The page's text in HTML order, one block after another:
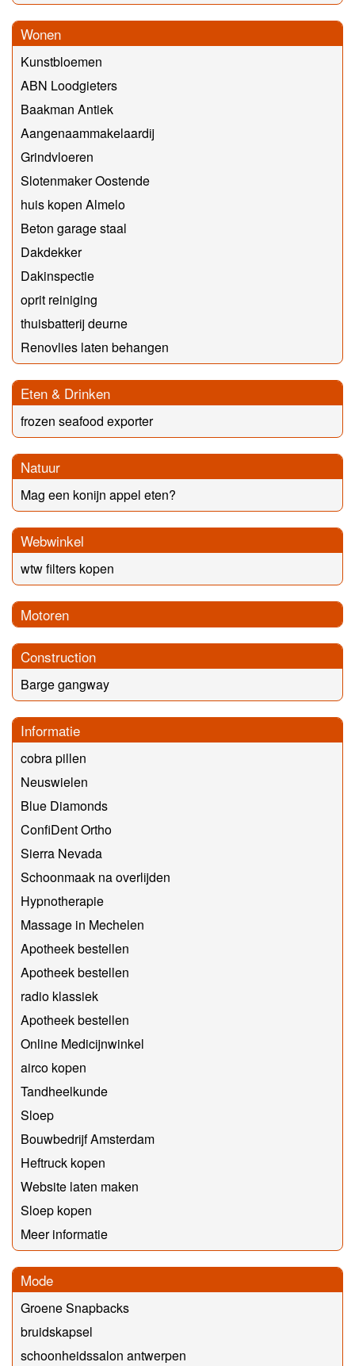
Wonen
Kunstbloemen
ABN Loodgieters
Baakman Antiek
Aangenaammakelaardij
Grindvloeren
Slotenmaker Oostende
huis kopen Almelo
Beton garage staal
Dakdekker
Dakinspectie
oprit reiniging
thuisbatterij deurne
Renovlies laten behangen
Eten & Drinken
frozen seafood exporter
Natuur
Mag een konijn appel eten?
Webwinkel
wtw filters kopen
Motoren
Construction
Barge gangway
Informatie
cobra pillen
Neuswielen
Blue Diamonds
ConfiDent Ortho
Sierra Nevada
Schoonmaak na overlijden
Hypnotherapie
Massage in Mechelen
Apotheek bestellen
Apotheek bestellen
radio klassiek
Apotheek bestellen
Online Medicijnwinkel
airco kopen
Tandheelkunde
Sloep
Bouwbedrijf Amsterdam
Heftruck kopen
Website laten maken
Sloep kopen
Meer informatie
Mode
Groene Snapbacks
bruidskapsel
schoonheidssalon antwerpen